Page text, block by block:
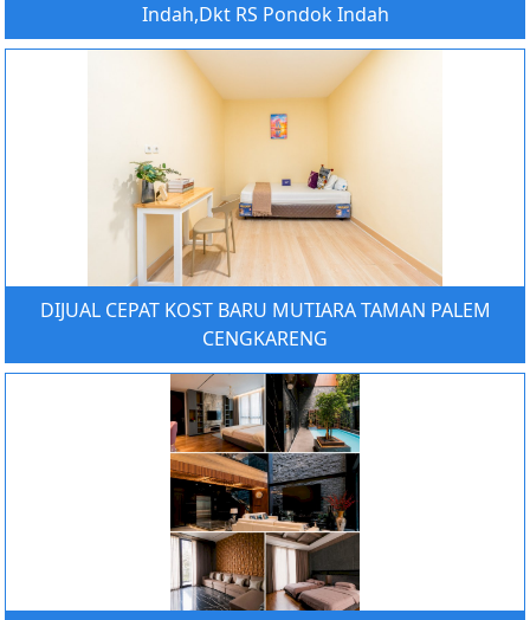
Indah,Dkt RS Pondok Indah
DIJUAL CEPAT KOST BARU MUTIARA TAMAN PALEM
CENGKARENG